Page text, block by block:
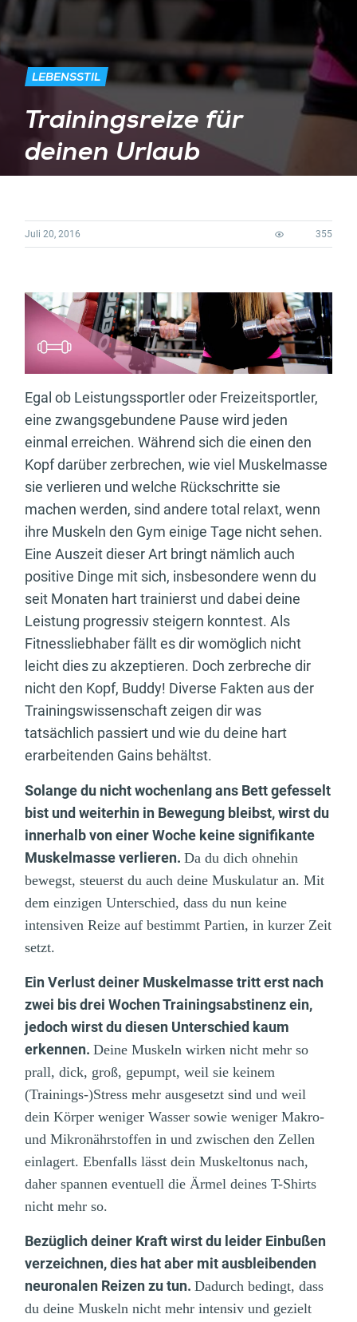
LEBENSSTIL
Trainingsreize für
deinen Urlaub
Juli 20, 2016 355
Egal ob Leistungssportler oder Freizeitsportler,
eine zwangsgebundene Pause wird jeden
einmal erreichen. Während sich die einen den
Kopf darüber zerbrechen, wie viel Muskelmasse
sie verlieren und welche Rückschritte sie
machen werden, sind andere total relaxt, wenn
ihre Muskeln den Gym einige Tage nicht sehen.
Eine Auszeit dieser Art bringt nämlich auch
positive Dinge mit sich, insbesondere wenn du
seit Monaten hart trainierst und dabei deine
Leistung progressiv steigern konntest. Als
Fitnessliebhaber fällt es dir womöglich nicht
leicht dies zu akzeptieren. Doch zerbreche dir
nicht den Kopf, Buddy! Diverse Fakten aus der
Trainingswissenschaft zeigen dir was
tatsächlich passiert und wie du deine hart
erarbeitenden Gains behältst.
Solange du nicht wochenlang ans Bett gefesselt
bist und weiterhin in Bewegung bleibst, wirst du
innerhalb von einer Woche keine signifikante
Muskelmasse verlieren. Da du dich ohnehin
bewegst, steuerst du auch deine Muskulatur an. Mit
dem einzigen Unterschied, dass du nun keine
intensiven Reize auf bestimmt Partien, in kurzer Zeit
setzt.
Ein Verlust deiner Muskelmasse tritt erst nach
zwei bis drei Wochen Trainingsabstinenz ein,
jedoch wirst du diesen Unterschied kaum
erkennen. Deine Muskeln wirken nicht mehr so
prall, dick, groß, gepumpt, weil sie keinem
(Trainings-)Stress mehr ausgesetzt sind und weil
dein Körper weniger Wasser sowie weniger Makro-
und Mikronährstoffen in und zwischen den Zellen
einlagert. Ebenfalls lässt dein Muskeltonus nach,
daher spannen eventuell die Ärmel deines T-Shirts
nicht mehr so.
Bezüglich deiner Kraft wirst du leider Einbußen
verzeichnen, dies hat aber mit ausbleibenden
neuronalen Reizen zu tun. Dadurch bedingt, dass
du deine Muskeln nicht mehr intensiv und gezielt